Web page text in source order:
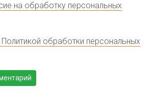
на обработку персональных
обработки персональных